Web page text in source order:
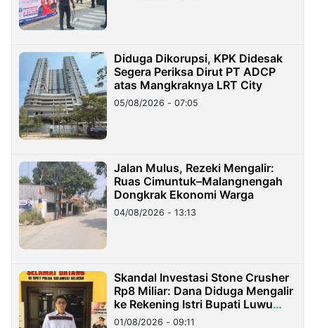
Diduga Dikorupsi, KPK Didesak
Segera Periksa Dirut PT ADCP
atas Mangkraknya LRT City
05/08/2026 - 07:05
Jalan Mulus, Rezeki Mengalir:
Ruas Cimuntuk–Malangnengah
Dongkrak Ekonomi Warga
04/08/2026 - 13:13
Skandal Investasi Stone Crusher
Rp8 Miliar: Dana Diduga Mengalir
ke Rekening Istri Bupati Luwu
Timur
01/08/2026 - 09:11